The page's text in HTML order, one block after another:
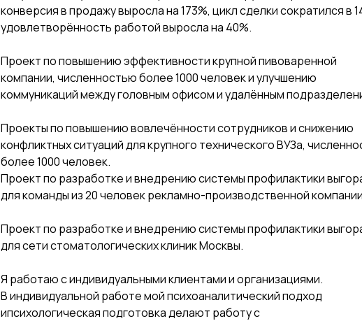
конверсия в продажу выросла на 173%, цикл сделки сократился в
удовлетворённость работой выросла на 40%.
Проект по повышению эффективности крупной пивоваренной
компании, численностью более 1000 человек и улучшению
коммуникаций между головным офисом и удалённым
Проекты по повышению вовлечённости сотрудников и снижению
конфликтных ситуаций для крупного технического ВУЗа,
более 1000 человек.
Проект по разработке и внедрению системы профилактики
для команды из 20 человек рекламно-производственной
Проект по разработке и внедрению системы профилактики
для сети стоматологических клиник Москвы.
Я работаю с индивидуальными клиентами и организациями.
В индивидуальной работе мой психоаналитический подход
ипсихологическая подготовка делают работу с